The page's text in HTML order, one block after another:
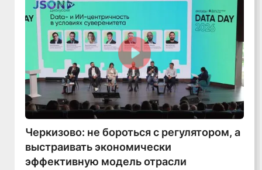
Смотреть видео
Черкизово: не бороться с регулятором, а
выстраивать экономически
эффективную модель отрасли